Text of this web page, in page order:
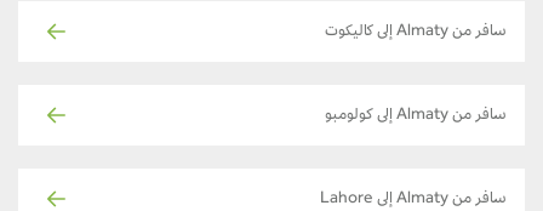
سافر من Almaty إلى كاليكوت
سافر من Almaty إلى كولومبو
سافر من Almaty إلى Lahore